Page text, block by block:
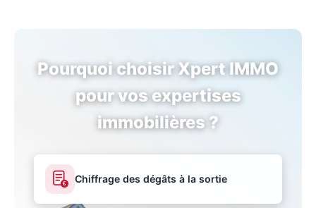
Pourquoi choisir Xpert IMMO
pour vos expertises
immobilières ?
€ Chiffrage des dégâts à la sortie